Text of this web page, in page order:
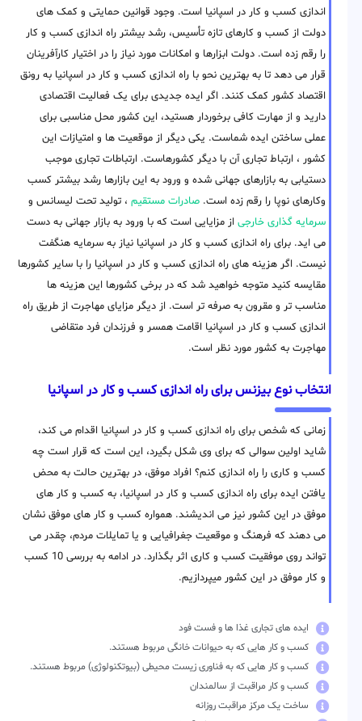
اندازی کسب و کار در اسپانیا است. وجود قوانین حمایتی و کمک های
دولت از کسب و کارهای تازه تأسیس، رشد بیشتر راه اندازی کسب و کار
را رقم زده است. دولت ابزارها و امکانات مورد نیاز را در اختیار کارآفرینان
قرار می دهد تا به بهترین نحو با راه اندازی کسب و کار در اسپانیا به رونق
اقتصاد کشور کمک کنند. اگر ایده جدیدی برای یک فعالیت اقتصادی
دارید و از مهارت کافی برخوردار هستید، این کشور محل مناسبی برای
عملی ساختن ایده شماست. یکی دیگر از موقعیت ها و امتیازات این
کشور ، ارتباط تجاری آن با دیگر کشورهاست. ارتباطات تجاری موجب
دستیابی به بازارهای جهانی شده و ورود به این بازارها رشد بیشتر کسب
وکارهای نوپا را رقم زده است. صادرات مستقیم، تولید تحت لیسانس و
سرمایه گذاری خارجیاز مزایایی است که با ورود به بازار جهانی به دست
می اید. برای راه اندازی کسب و کار در اسپانیا نیاز به سرمایه هنگفت
نیست. اگر هزینه های راه اندازی کسب و کار در اسپانیا را با سایر کشورها
مقایسه کنید متوجه خواهید شد که در برخی کشورها این هزینه ها
مناسب تر و مقرون به صرفه تر است. از دیگر مزایای مهاجرت از طریق راه
اندازی کسب و کار در اسپانیا اقامت همسر و فرزندان فرد متقاضی
مهاجرت به کشور مورد نظر است.
انتخاب نوع بیزنس برای راه اندازی کسب و کار در اسپانیا
زمانی که شخص برای راه اندازی کسب و کار در اسپانیا اقدام می کند،
شاید اولین سوالی که برای وی شکل بگیرد، این است که قرار است چه
کسب و کاری را راه اندازی کنم؟ افراد موفق، در بهترین حالت به محض
یافتن ایده برای راه اندازی کسب و کار در اسپانیا، به کسب و کار های
موفق در این کشور نیز می اندیشند. همواره کسب و کار های موفق نشان
می دهند که فرهنگ و موقعیت جغرافیایی و یا تمایلات مردم، چقدر می
تواند روی موفقیت کسب و کاری اثر بگذارد. در ادامه به بررسی 10 کسب
و کار موفق در این کشور میپردازیم.
ایده های تجاری غذا ها و فست فود
کسب و کار هایی که به حیوانات خانگی مربوط هستند.
کسب و کار هایی که به فناوری زیست محیطی (بیوتکنولوژی) مربوط هستند.
کسب و کار مراقبت از سالمندان
ساخت یک مرکز مراقبت روزانه